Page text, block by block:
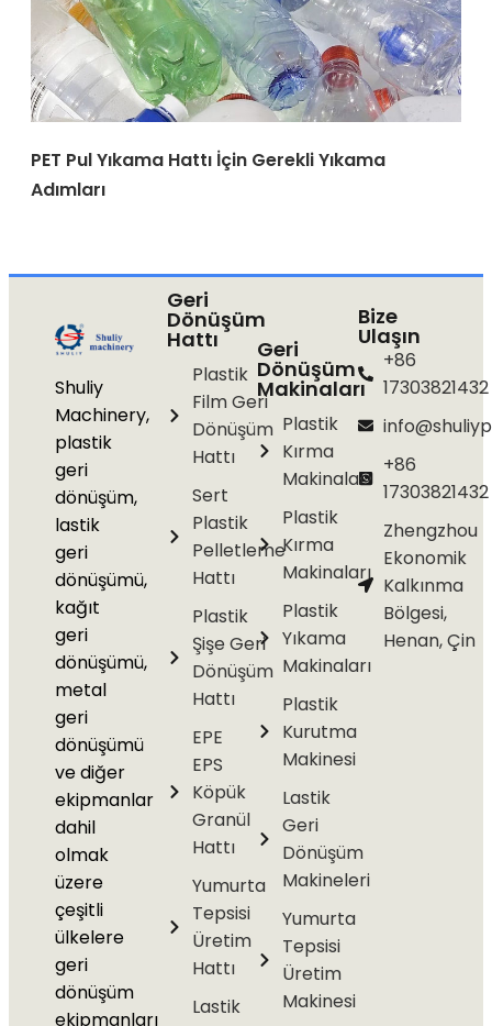
PET Pul Yıkama Hattı İçin Gerekli Yıkama
Adımları
Shuliy
Machinery,
plastik
geri
dönüşüm,
lastik
geri
dönüşümü,
kağıt
geri
dönüşümü,
metal
geri
dönüşümü
ve diğer
ekipmanlar
dahil
olmak
üzere
çeşitli
ülkelere
geri
dönüşüm
ekipmanları
Geri
Dönüşüm
Hattı
Plastik
Film Geri
Dönüşüm
Hattı
Sert
Plastik
Pelletleme
Hattı
Plastik
Şişe Geri
Dönüşüm
Hattı
EPE
EPS
Köpük
Granül
Hattı
Yumurta
Tepsisi
Üretim
Hattı
Lastik
Geri
Dönüşüm
Makinaları
Plastik
Kırma
Makinaları
Plastik
Kırma
Makinaları
Plastik
Yıkama
Makinaları
Plastik
Kurutma
Makinesi
Lastik
Geri
Dönüşüm
Makineleri
Yumurta
Tepsisi
Üretim
Makinesi
Bize
Ulaşın
+86
17303821432
+86
17303821432
Zhengzhou
Ekonomik
Kalkınma
Bölgesi,
Henan, Çin